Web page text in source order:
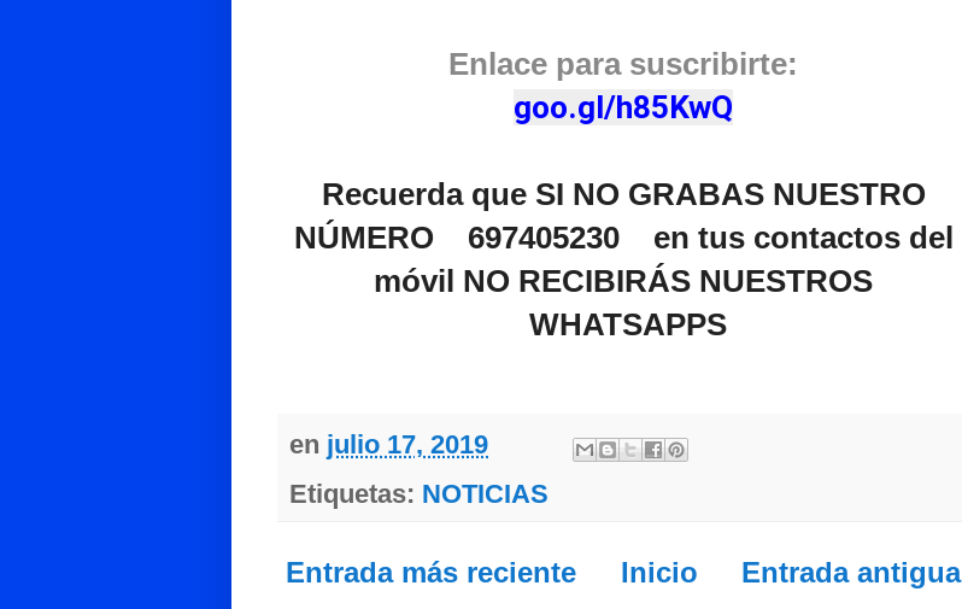
Enlace para suscribirte:
goo.gl/h85KwQ
Recuerda que SI NO GRABAS NUESTRO
NÚMERO 697405230 en tus contactos del
móvil NO RECIBIRÁS NUESTROS
WHATSAPPS
en julio 17, 2019
Etiquetas: NOTICIAS
Entrada más reciente Entrada antigua
Inicio